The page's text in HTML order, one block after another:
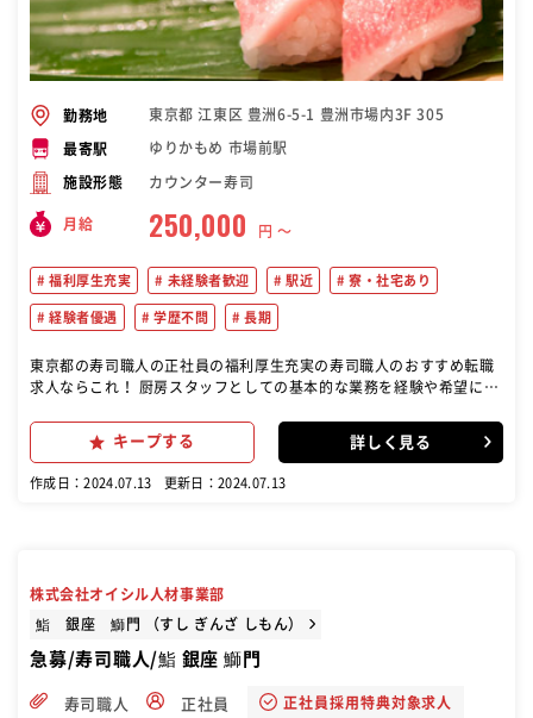
勤務地 東京都 江東区 豊洲6-5-1 豊洲市場内3F 305
最寄駅 ゆりかもめ 市場前駅
施設形態 カウンター寿司
月給 250,000 円 〜
福利厚生充実 未経験者歓迎 駅近 寮・社宅あり
経験者優遇 学歴不問 長期
東京都の寿司職人の正社員の福利厚生充実の寿司職人のおすすめ転職
求人ならこれ！ 厨房スタッフとしての基本的な業務を経験や希望に合
処理や材料の準備など、寿司の仕込みに関する作業を行います。 調理
業務： 寿司の握りやその他の調理業務を担当します。経験や希望に応
や片付け、道具の管理など、基本的な厨房業務全般も含まれます。
キープする 詳しく見る
作成日：2024.07.13 更新日：2024.07.13
株式会社オイシル人材事業部
鮨 銀座 鰤門 （すし ぎんざ しもん）
急募/寿司職人/鮨 銀座 鰤門
寿司職人 正社員 正社員採用特典対象求人